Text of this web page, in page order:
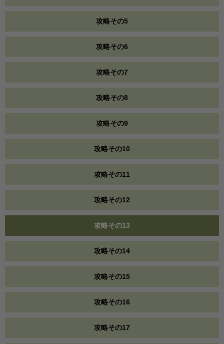
攻略その5
攻略その6
攻略その7
攻略その8
攻略その9
攻略その10
攻略その11
攻略その12
攻略その13
攻略その14
攻略その15
攻略その16
攻略その17